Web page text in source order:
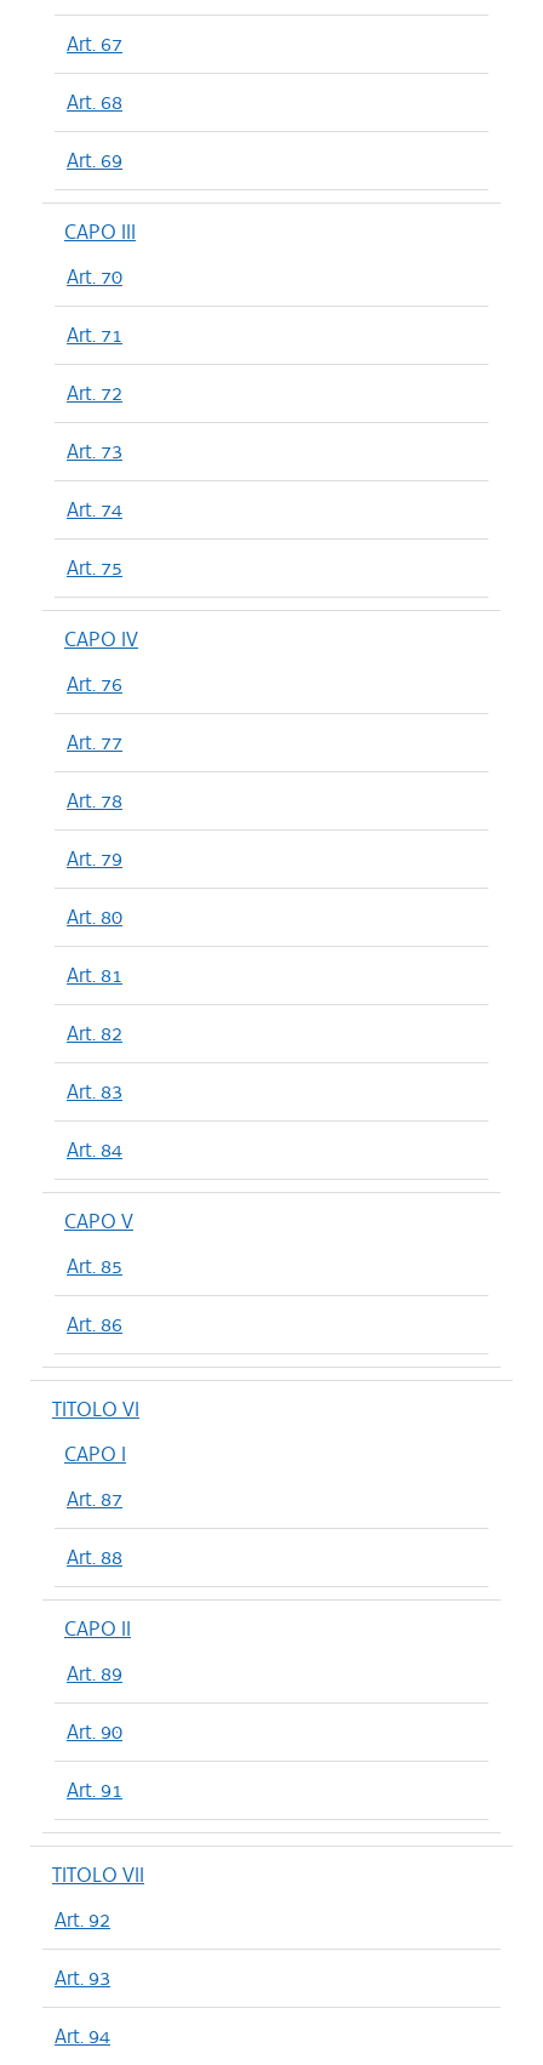
Art. 67
Art. 68
Art. 69
CAPO III
Art. 70
Art. 71
Art. 72
Art. 73
Art. 74
Art. 75
CAPO IV
Art. 76
Art. 77
Art. 78
Art. 79
Art. 80
Art. 81
Art. 82
Art. 83
Art. 84
CAPO V
Art. 85
Art. 86
TITOLO VI
CAPO I
Art. 87
Art. 88
CAPO II
Art. 89
Art. 90
Art. 91
TITOLO VII
Art. 92
Art. 93
Art. 94